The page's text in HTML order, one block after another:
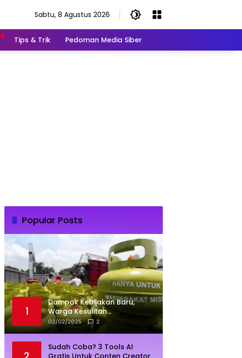
Sabtu, 8 Agustus 2026
Tips & Trik Pedoman Media Siber
Popular Posts
1
Dampak Kebijakan Baru,
Warga Kesulitan
Mendapatkan Elpiji 3 Kg
02/02/2025 2
Sudah Coba? 3 Tools AI
Gratis Untuk Conten Creator